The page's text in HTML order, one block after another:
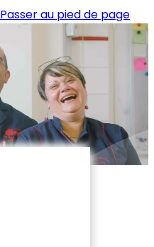
Passer au pied de page